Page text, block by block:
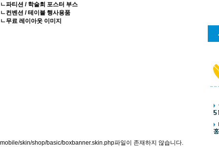
ㄴ파티션 / 학술회 포스터 부스
ㄴ컨벤션 / 테이블 행사용품
ㄴ무료 레이아웃 이미지
mobile/skin/shop/basic/boxbanner.skin.php파일이 존재하지 않습니다.